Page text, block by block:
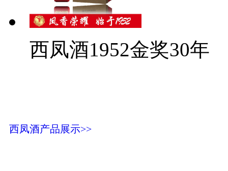
西凤酒1952金奖30年
西凤酒产品展示>>